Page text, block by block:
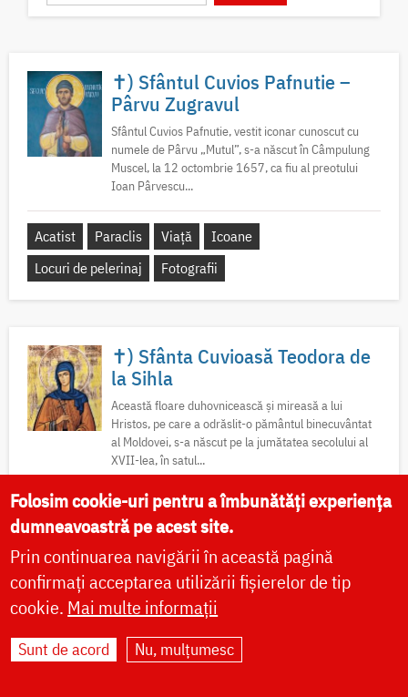
✝) Sfântul Cuvios Pafnutie –
Pârvu Zugravul
Sfântul Cuvios Pafnutie, vestit iconar cunoscut cu
numele de Pârvu „Mutul”, s-a născut în Câmpulung
Muscel, la 12 octombrie 1657, ca fiu al preotului
Ioan Pârvescu...
Acatist Paraclis Viață
Icoane
Locuri de pelerinaj
Fotografii
✝) Sfânta Cuvioasă Teodora de
la Sihla
Această floare duhovnicească și mireasă a lui
Hristos, pe care a odrăslit-o pământul binecuvântat
al Moldovei, s-a născut pe la jumătatea secolului al
XVII-lea, în satul...
Acatist Rugăciuni Viață Minuni
Icoane
Locuri de pelerinaj
Fotografii
După-prăznuirea Schimbării la
Folosim cookie-uri pentru a îmbunătăți experiența
dumneavoastră pe acest site.
Prin continuarea navigării în această pagină
confirmați acceptarea utilizării fișierelor de tip
cookie. Mai multe informații
Sunt de acord Nu, mulțumesc